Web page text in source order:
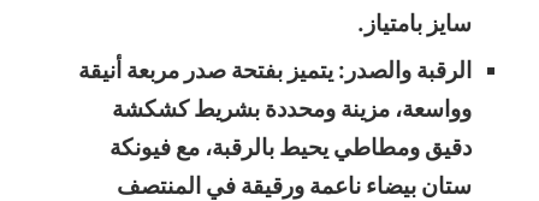
سايز بامتياز.
الرقبة والصدر: يتميز بفتحة صدر مربعة أنيقة
وواسعة، مزينة ومحددة بشريط كشكشة
دقيق ومطاطي يحيط بالرقبة، مع فيونكة
ستان بيضاء ناعمة ورقيقة في المنتصف